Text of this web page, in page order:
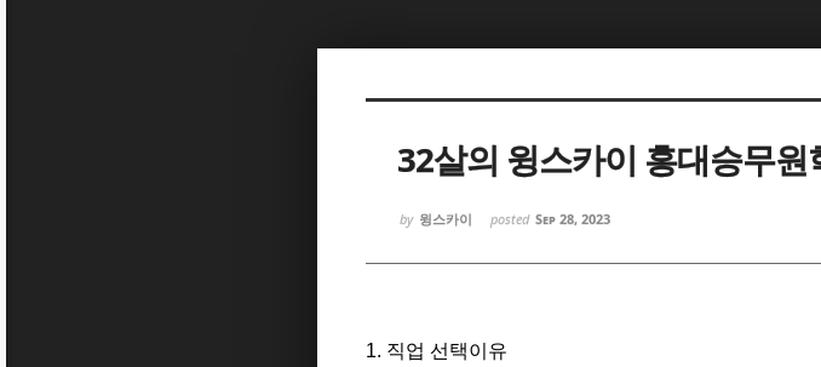
32살의 윙스카이 홍대승무
by 윙스카이 posted Sep 28, 2023
1. 직업 선택이유
Sketchbook5, 스케치북5
Sketchbook5, 스케치북5